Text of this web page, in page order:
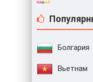
Болгария
Вьетнам